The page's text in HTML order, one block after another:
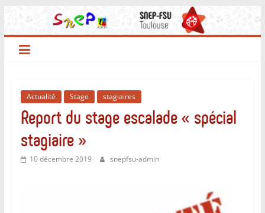
contenu
Actualité Stage stagiaires
Report du stage escalade « spécial
stagiaire »
10 décembre 2019 snepfsu-admin